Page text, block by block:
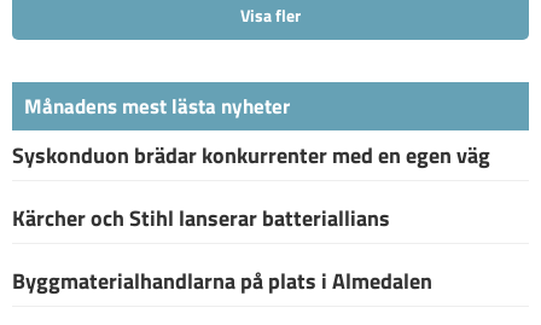
Visa fler
Månadens mest lästa nyheter
Syskonduon brädar konkurrenter med en egen väg
Kärcher och Stihl lanserar batteriallians
Byggmaterialhandlarna på plats i Almedalen